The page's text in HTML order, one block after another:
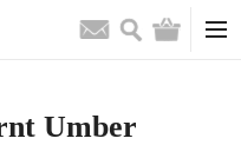
お問い合わせ
検索 バッグ
Umber